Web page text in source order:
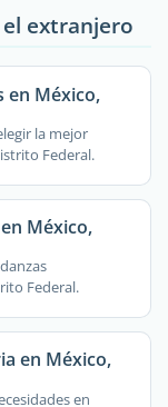
extranjero
en México,
la mejor
Federal.
México,
Federal.
en México,
en